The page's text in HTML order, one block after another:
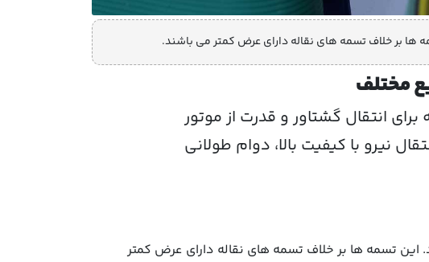
ها بر خلاف تسمه های نقاله دارای عرض کمتر می باشند.
مختلف
انتقال گشتاور و قدرت از موتور
نیرو با کیفیت بالا، دوام طولانی
تسمه ها بر خلاف تسمه های نقاله دارای عرض کمتر